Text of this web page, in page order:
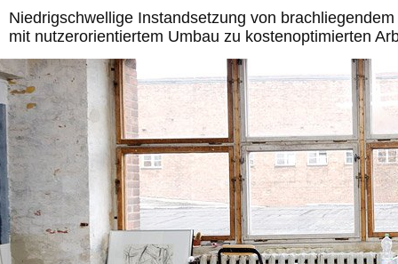
Niedrigschwellige Instandsetzung von
mit nutzerorientiertem Umbau zu kostenoptimierten